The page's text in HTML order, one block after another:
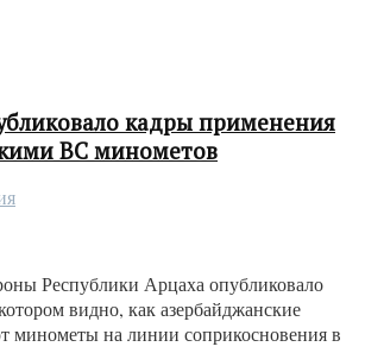
кадры применения
ВС минометов
Республики Арцаха опубликовало
видно, как азербайджанские
минометы на линии соприкосновения в